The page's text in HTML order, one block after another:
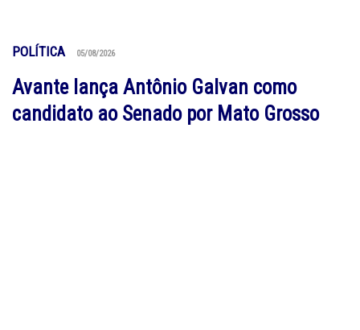
POLÍTICA 05/08/2026
Avante lança Antônio Galvan como
candidato ao Senado por Mato Grosso